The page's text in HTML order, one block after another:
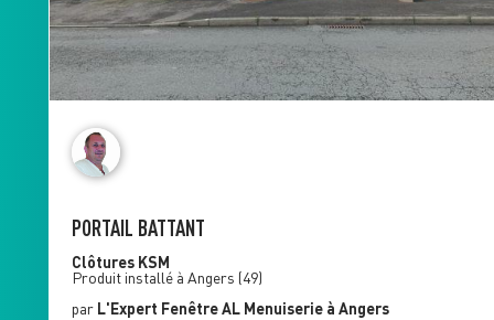
PORTAIL BATTANT
Clôtures KSM
Produit installé à Angers (49)
par L'Expert FenêtreAL Menuiserie à Angers